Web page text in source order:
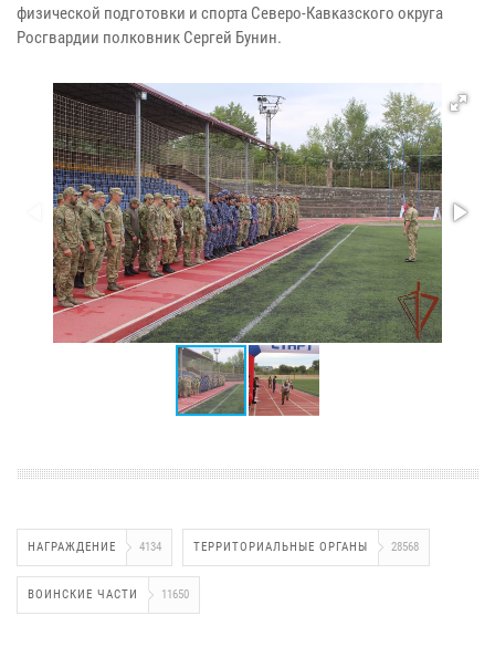
физической подготовки и спорта Северо-Кавказского округа
Росгвардии полковник Сергей Бунин.
НАГРАЖДЕНИЕ 4134 ТЕРРИТОРИАЛЬНЫЕ ОРГАНЫ 28568
ВОИНСКИЕ ЧАСТИ 11650